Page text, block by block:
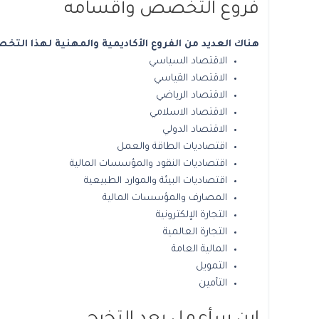
فروع التخصص وأقسامه
هناك العديد من الفروع الأكاديمية والمهنية لهذا
الاقتصاد السياسي
الاقتصاد القياسي
الاقتصاد الرياضي
الاقتصاد الاسلامي
الاقتصاد الدولي
اقتصاديات الطاقة والعمل
اقتصاديات النقود والمؤسسات المالية
اقتصاديات البيئة والموارد الطبيعية
المصارف والمؤسسات المالية
التجارة الإلكترونية
التجارة العالمية
المالية العامة
التمويل
التأمين